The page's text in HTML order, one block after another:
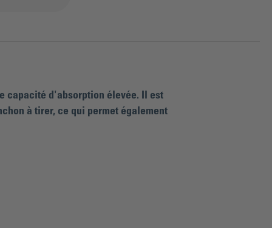
capacité d'absorption élevée. Il est
à tirer, ce qui permet également